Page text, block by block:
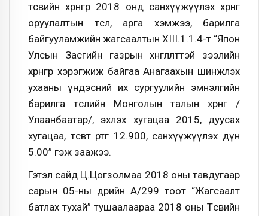
төсвийн хөрөнгөөр 2018 онд санхүүжүүлэх хөрөнгө
оруулалтын төсөл, арга хэмжээ, барилга
байгууламжийн жагсаалтын XIII.1.1.4-т “Япон
Улсын Засгийн газрын хөнгөлөлттэй зээлийн
хөрөнгөөр хэрэгжиж байгаа Анагаахын шинжлэх
ухааны үндэсний их сургуулийн эмнэлгийн
барилга төслийн Монголын талын хөрөнгө /
Улаанбаатар/, эхлэх хугацаа 2015, дуусах
хугацаа, төсөвт өртөг 12.900, санхүүжүүлэх дүн
5.00” гэж заажээ.
Гэтэл сайд Ц.Цогзолмаа 2018 оны тавдугаар
сарын 05-ны өдрийн А/299 тоот “Жагсаалт
батлах тухай” тушаалаараа 2018 оны Төсвийн